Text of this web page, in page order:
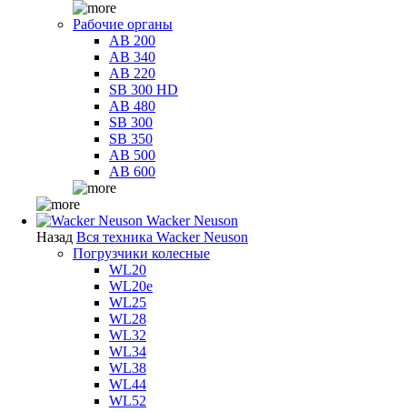
Рабочие органы
AB 200
AB 340
AB 220
SB 300 HD
AB 480
SB 300
SB 350
AB 500
AB 600
Wacker Neuson
Назад Вся техника Wacker Neuson
Погрузчики колесные
WL20
WL20e
WL25
WL28
WL32
WL34
WL38
WL44
WL52